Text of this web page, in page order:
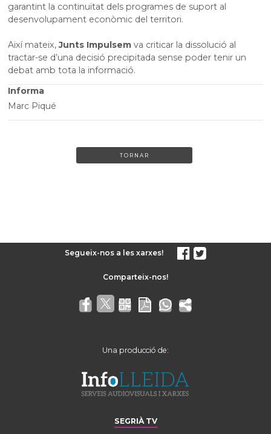
garantint la continuïtat dels programes de suport al
desenvolupament econòmic del territori.
Així mateix,Junts Impulsem va criticar la dissolució al
tractar-se d’una decisió precipitada sense poder tenir un
debat amb tota la informació.
Informa
Marc Piqué
TORNAR
Segueix-nos a les xarxes!
Una producció de:
SEGRIÀ TV